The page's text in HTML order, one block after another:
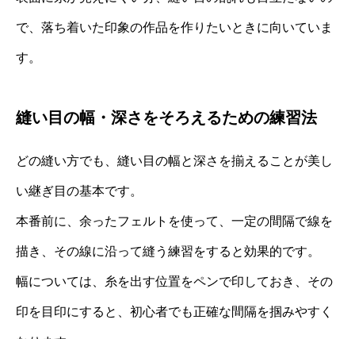
で、落ち着いた印象の作品を作りたいときに向いていま
す。
縫い目の幅・深さをそろえるための練習法
どの縫い方でも、縫い目の幅と深さを揃えることが美し
い継ぎ目の基本です。
本番前に、余ったフェルトを使って、一定の間隔で線を
描き、その線に沿って縫う練習をすると効果的です。
幅については、糸を出す位置をペンで印しておき、その
印を目印にすると、初心者でも正確な間隔を掴みやすく